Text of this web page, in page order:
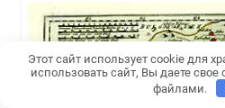
Этот сайт использует cookie для
использовать сайт, Вы даете свое
файлами.